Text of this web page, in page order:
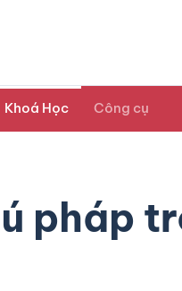
Khoá Học Công cụ
pháp